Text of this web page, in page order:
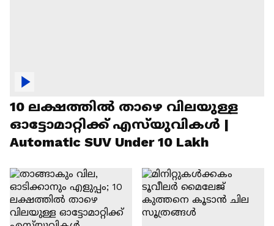
10 ലക്ഷത്തിൽ താഴെ വിലയുള്ള
ഓട്ടോമാറ്റിക്ക് എസ്‍യുവികൾ |
Automatic SUV Under 10 Lakh